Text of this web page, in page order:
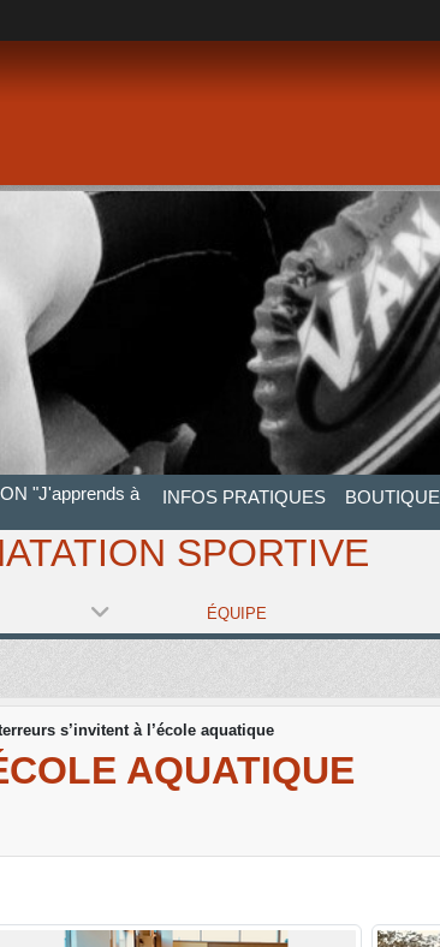
"J'apprends à
INFOS PRATIQUES BOUTIQUE
SPORTIVE
ÉQUIPE
s’invitent à l’école aquatique
AQUATIQUE